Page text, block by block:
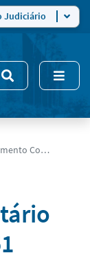
Judiciário
celebra a união de 51 casais em Goiatins